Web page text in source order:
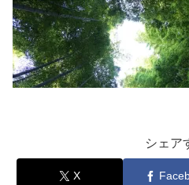
シェア
X